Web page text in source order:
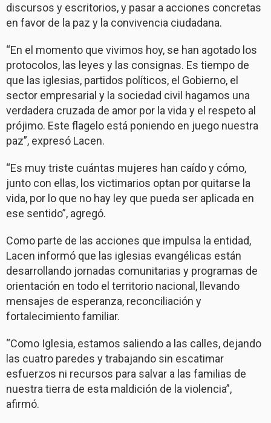
discursos y escritorios, y pasar a acciones concretas
en favor de la paz y la convivencia ciudadana.
“En el momento que vivimos hoy, se han agotado los
protocolos, las leyes y las consignas. Es tiempo de
que las iglesias, partidos políticos, el Gobierno, el
sector empresarial y la sociedad civil hagamos una
verdadera cruzada de amor por la vida y el respeto al
prójimo. Este flagelo está poniendo en juego nuestra
paz”, expresó Lacen.
“Es muy triste cuántas mujeres han caído y cómo,
junto con ellas, los victimarios optan por quitarse la
vida, por lo que no hay ley que pueda ser aplicada en
ese sentido”, agregó.
Como parte de las acciones que impulsa la entidad,
Lacen informó que las iglesias evangélicas están
desarrollando jornadas comunitarias y programas de
orientación en todo el territorio nacional, llevando
mensajes de esperanza, reconciliación y
fortalecimiento familiar.
“Como Iglesia, estamos saliendo a las calles, dejando
las cuatro paredes y trabajando sin escatimar
esfuerzos ni recursos para salvar a las familias de
nuestra tierra de esta maldición de la violencia”,
afirmó.